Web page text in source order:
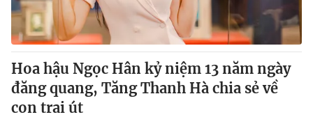
Hoa hậu Ngọc Hân kỷ niệm 13 năm ngày
đăng quang, Tăng Thanh Hà chia sẻ về
con trai út